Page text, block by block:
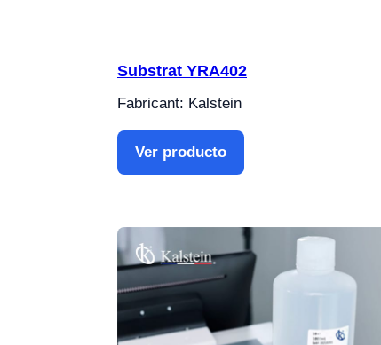
Substrat YRA402
Fabricant: Kalstein
Ver producto